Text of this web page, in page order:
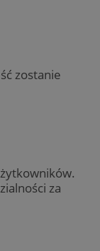
zostanie
za